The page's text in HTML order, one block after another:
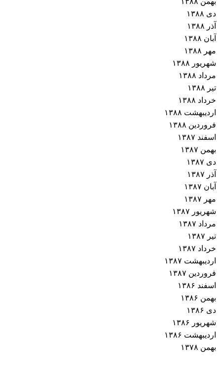
دی ۱۳۸۸
آذر ۱۳۸۸
آبان ۱۳۸۸
مهر ۱۳۸۸
شهریور ۱۳۸۸
مرداد ۱۳۸۸
تیر ۱۳۸۸
خرداد ۱۳۸۸
اردیبهشت ۱۳۸۸
فروردین ۱۳۸۸
اسفند ۱۳۸۷
بهمن ۱۳۸۷
دی ۱۳۸۷
آذر ۱۳۸۷
آبان ۱۳۸۷
مهر ۱۳۸۷
شهریور ۱۳۸۷
مرداد ۱۳۸۷
تیر ۱۳۸۷
خرداد ۱۳۸۷
اردیبهشت ۱۳۸۷
فروردین ۱۳۸۷
اسفند ۱۳۸۶
بهمن ۱۳۸۶
دی ۱۳۸۶
شهریور ۱۳۸۶
اردیبهشت ۱۳۸۶
بهمن ۱۳۷۸